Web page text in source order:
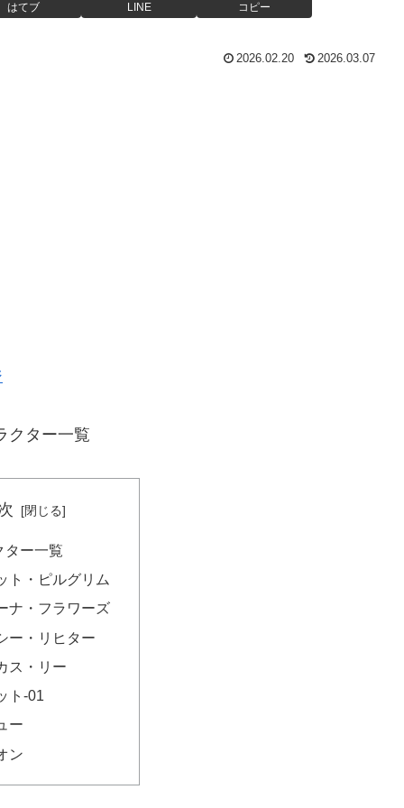
はてブ LINE コピー
2026.02.20 2026.03.07
クター一覧
ター一覧
ト・ピルグリム
ナ・フラワーズ
ー・リヒター
ス・リー
ト‐01
ー
ン